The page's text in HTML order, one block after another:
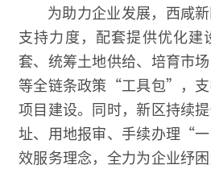
为助力企业发展，西咸
支持力度，配套提供优化建
套、统筹土地供给、培育市
等全链条政策“工具包”，支
项目建设。同时，新区持续
址、用地报审、手续办理“
效服务理念，全力为企业纾